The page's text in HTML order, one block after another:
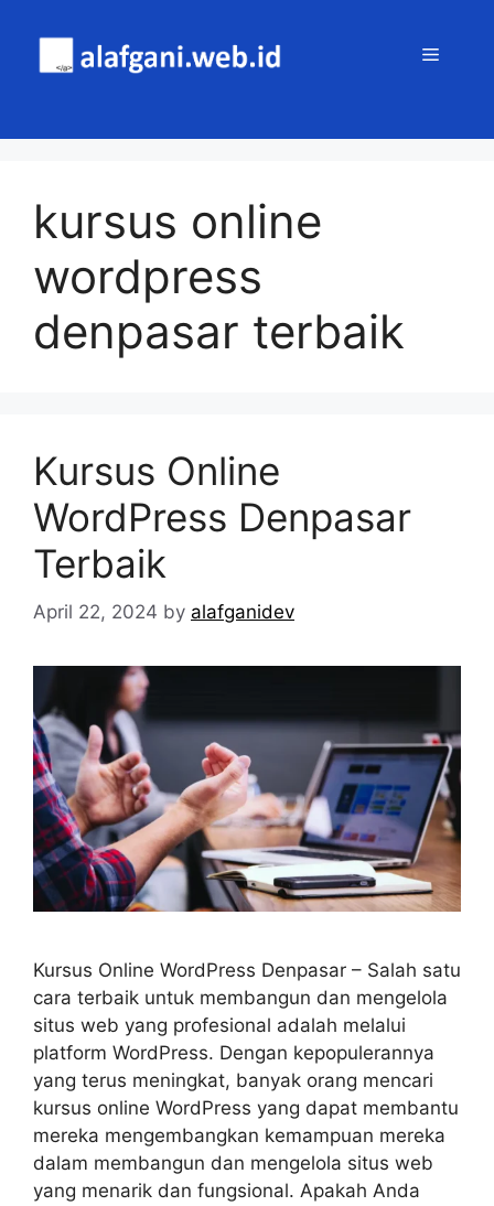
content
MENU
kursus online
wordpress
denpasar terbaik
Kursus Online
WordPress Denpasar
Terbaik
April 22, 2024 by alafganidev
Kursus Online WordPress Denpasar – Salah satu
cara terbaik untuk membangun dan mengelola
situs web yang profesional adalah melalui
platform WordPress. Dengan kepopulerannya
yang terus meningkat, banyak orang mencari
kursus online WordPress yang dapat membantu
mereka mengembangkan kemampuan mereka
dalam membangun dan mengelola situs web
yang menarik dan fungsional. Apakah Anda